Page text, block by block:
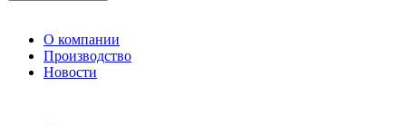
О компании
Производство
Новости